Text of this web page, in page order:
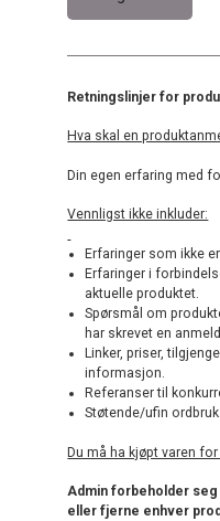
Retningslinjer for
Hva skal en
Din egen erfaring med
Vennligst ikke inkluder:
Erfaringer som ikke
Erfaringer i
aktuelle produktet.
Spørsmål om
har skrevet en
Linker, priser,
informasjon.
Referanser til
Støtende/ufin ordbruk.
Du må ha kjøpt varen
Admin forbeholder
eller fjerne enhver